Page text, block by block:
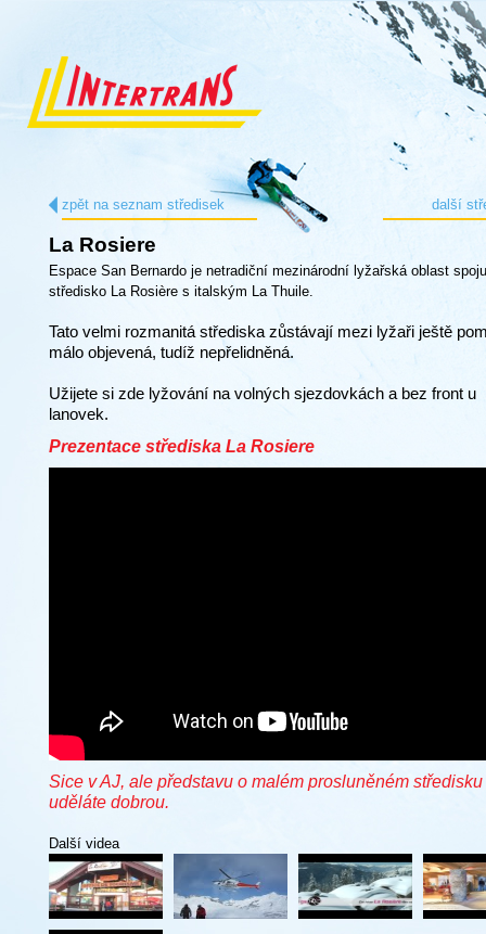
zpět na seznam středisek další
La Rosiere
Espace San Bernardo je netradiční mezinárodní lyžařská oblast
středisko La Rosière s italským La Thuile.
Tato velmi rozmanitá střediska zůstávají mezi lyžaři ještě
málo objevená, tudíž nepřelidněná.
Užijete si zde lyžování na volných sjezdovkách a bez front u
lanovek.
Prezentace střediska La Rosiere
Sice v AJ, ale představu o malém prosluněném středisku
uděláte dobrou.
Další videa